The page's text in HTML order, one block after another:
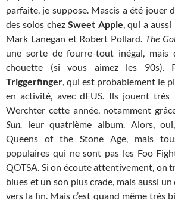
parfaite, je suppose. Mascis a été jouer
des solos chezSweet Apple, qui a
Mark Lanegan et Robert Pollard. The
une sorte de fourre-tout inégal, mais
chouette (si vous aimez les 90s).
Triggerfinger, qui est probablement le
en activité, avec dEUS. Ils jouent très
Werchter cette année, notamment
Sun, leur quatrième album. Alors,
Queens of the Stone Age, mais
populaires qui ne sont pas les Foo
QOTSA. Si on écoute attentivement, on
blues et un son plus crade, mais aussi
vers la fin. Mais c’est quand même très